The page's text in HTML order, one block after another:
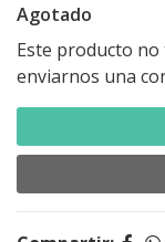
Agotado
Este producto
enviarnos una